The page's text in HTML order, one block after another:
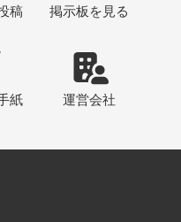
稿 掲示板 を見る
紙 運営会社